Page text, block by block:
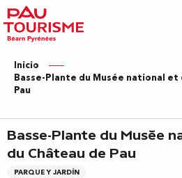
Aller
au
contenu
principal
Inicio
Basse-Plante du Musée national et
Pau
Basse-Plante du Musée
du Château de Pau
PARQUE Y JARDÍN